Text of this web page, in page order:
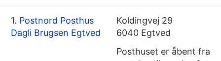
1. Postnord Posthus
Dagli Brugsen Egtved
Koldingvej 29
6040 Egtved
Posthuset er åbent fra